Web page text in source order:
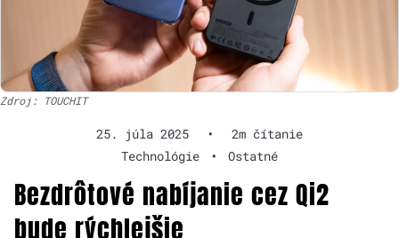
Zdroj: TOUCHIT
25. júla 2025 •
2m čítanie
Technológie
• Ostatné
Bezdrôtové nabíjanie cez Qi2
bude rýchlejšie